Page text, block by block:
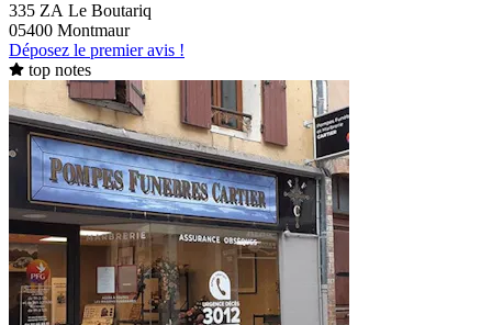
335 ZA Le Boutariq
05400 Montmaur
Déposez le premier avis !
top notes